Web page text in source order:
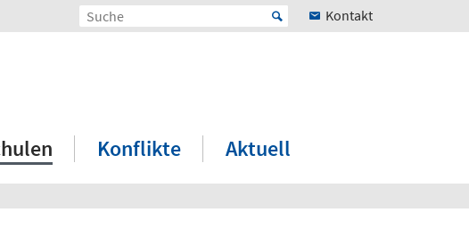
Kontakt
Konflikte Aktuell